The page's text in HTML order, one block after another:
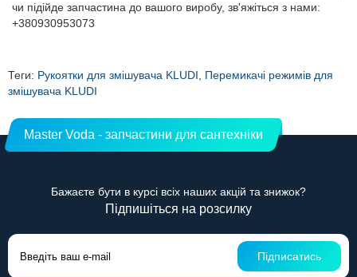
чи підійде запчастина до вашого виробу, зв'яжіться з нами:
+380930953073
Теги: Рукоятки для змішувача KLUDI, Перемикачі режимів для
змішувача KLUDI
Master Voda - запчастини для сантехніки
Бажаєте бути в курсі всіх наших акцій та знижок?
Підпишіться на розсилку
Підписатись